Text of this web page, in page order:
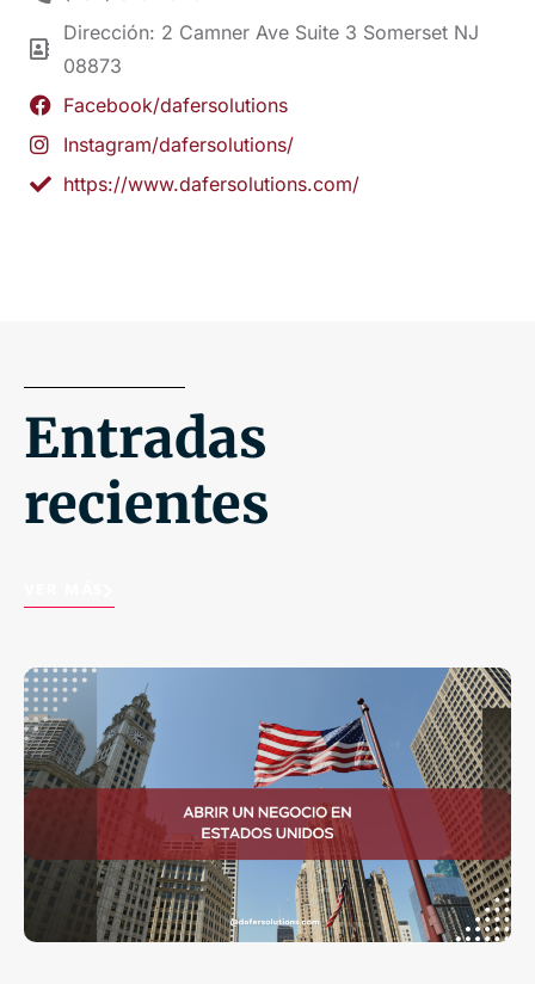
Dirección: 2 Camner Ave Suite 3 Somerset NJ
08873
Facebook/dafersolutions
Instagram/dafersolutions/
https://www.dafersolutions.com/
Entradas
recientes